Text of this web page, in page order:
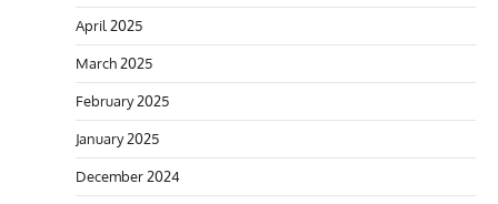
April 2025
March 2025
February 2025
January 2025
December 2024